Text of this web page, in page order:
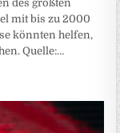
des größten
mit bis zu 2000
könnten helfen,
Quelle:…